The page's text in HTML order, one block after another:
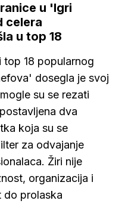
u 'Igri
celera
u top 18
top 18 popularnog
dosegla je svoj
su se rezati
dva
koja su se
za odvajanje
Žiri nije
organizacija i
do prolaska